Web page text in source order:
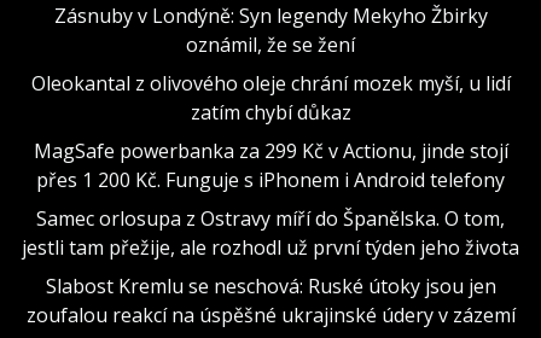
Zásnuby v Londýně: Syn legendy Mekyho Žbirky
oznámil, že se žení
Oleokantal z olivového oleje chrání mozek myší, u lidí
zatím chybí důkaz
MagSafe powerbanka za 299 Kč v Actionu, jinde stojí
přes 1 200 Kč. Funguje s iPhonem i Android telefony
Samec orlosupa z Ostravy míří do Španělska. O tom,
jestli tam přežije, ale rozhodl už první týden jeho života
Slabost Kremlu se neschová: Ruské útoky jsou jen
zoufalou reakcí na úspěšné ukrajinské údery v zázemí